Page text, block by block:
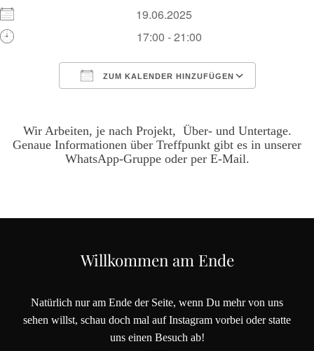
19.06.2025
17:00 - 21:00
ZUM KALENDER HINZUFÜGEN
Wir Arbeiten, je nach Projekt, Über- und Untertage.
Genaue Informationen über Treffpunkt gibt es in unserer
WhatsApp-Gruppe oder per E-Mail.
Willkommen am Ende
Natürlich nur am Ende der Seite, wenn Du mehr von uns
sehen willst, schau doch mal auf Instagram vorbei oder statte
uns einen Besuch ab!